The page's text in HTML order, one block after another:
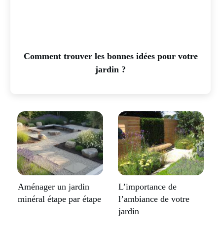
Comment trouver les bonnes idées pour votre
jardin ?
Aménager un jardin
minéral étape par étape
L’importance de
l’ambiance de votre
jardin